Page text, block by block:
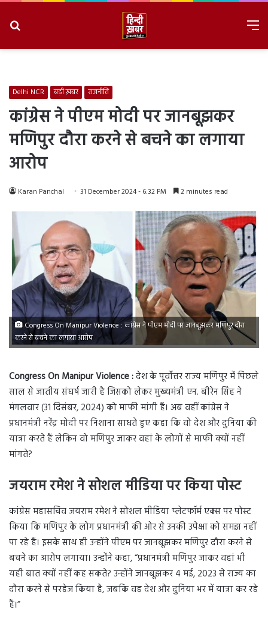
Delhi NCR बड़ी ख़बर राजनीति
कांग्रेस ने पीएम मोदी पर जानबूझकर
मणिपुर दौरा करने से बचने का लगाया
आरोप
Karan Panchal 31 December 2024 - 6:32 PM 2 minutes read
Congress On Manipur Violence : कांग्रेस ने पीएम मोदी पर जानबूझकर मणिपुर दौरा
करने से बचने का लगाया आरोप
Congress On Manipur Violence :देश के पूर्वोत्तर राज्य मणिपुर में पिछले
साल से जातीय संघर्ष जारी है जिसको लेकर मुख्यमंत्री एन. बीरेन सिंह ने
मंगलवार (31 दिसंबर, 2024) को माफी मांगी हैं। अब वहीं कांग्रेस ने
प्रधानमंत्री नरेंद्र मोदी पर निशाना साधते हुए कहा कि वो देश और दुनिया की
यात्रा करते हैं लेकिन वो मणिपुर जाकर वहां के लोगों से माफी क्यों नहीं
मांगते?
जयराम रमेश ने सोशल मीडिया पर किया पोस्ट
कांग्रेस महासचिव जयराम रमेश ने सोशल मीडिया प्लेटफॉर्म एक्स पर पोस्ट
किया कि मणिपुर के लोग प्रधानमंत्री की ओर से उनकी उपेक्षा को समझ नहीं
पा रहे हैं। इसके साथ ही उन्होंने पीएम पर जानबूझकर मणिपुर दौरा करने से
बचने का आरोप लगाया। उन्होंने कहा, “प्रधानमंत्री मणिपुर जाकर वहां भी
यही बात क्यों नहीं कह सकते? उन्होंने जानबूझकर 4 मई, 2023 से राज्य का
दौरा करने से परहेज किया है, जबकि वह देश और दुनिया भर में यात्रा कर रहे
हैं।”